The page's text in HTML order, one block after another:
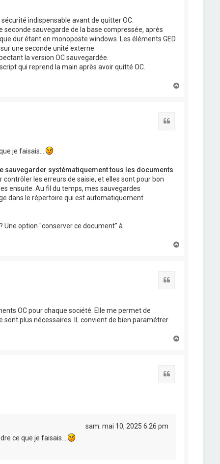
indispensable avant de quitter OC.
sauvegarde de la base compressée, après
dur étant en monoposte windows. Les éléments GED
une seconde unité externe.
la version OC sauvegardée.
qui reprend la main après avoir quitté OC.
je faisais...
sauvegarder systématiquement tous les documents
les erreurs de saisie, et elles sont pour bon
ensuite. Au fil du temps, mes sauvegardes
dans le répertoire qui est automatiquement
Une option "conserver ce document" à
OC pour chaque société. Elle me permet de
plus nécessaires. IL convient de bien paramétrer
sam. mai 10, 2025 6:26 pm
ce que je faisais...